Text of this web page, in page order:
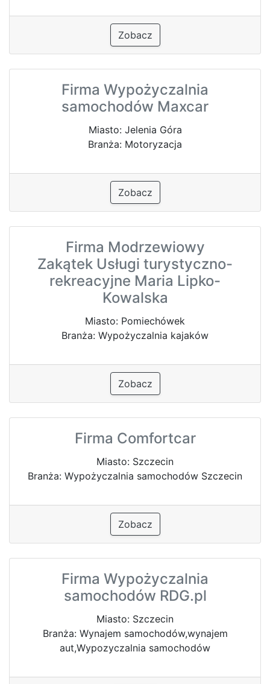
Zobacz
Firma Wypożyczalnia
samochodów Maxcar
Miasto: Jelenia Góra
Branża: Motoryzacja
Zobacz
Firma Modrzewiowy
Zakątek Usługi turystyczno-
rekreacyjne Maria Lipko-
Kowalska
Miasto: Pomiechówek
Branża: Wypożyczalnia kajaków
Zobacz
Firma Comfortcar
Miasto: Szczecin
Branża: Wypożyczalnia samochodów Szczecin
Zobacz
Firma Wypożyczalnia
samochodów RDG.pl
Miasto: Szczecin
Branża: Wynajem samochodów,wynajem
aut,Wypozyczalnia samochodów